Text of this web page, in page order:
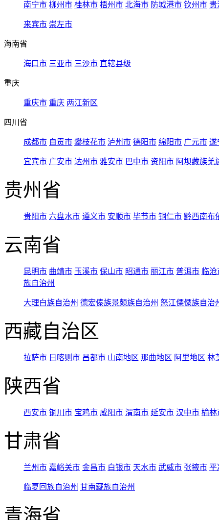
南宁市 柳州市 桂林市 梧州市 北海市 防城港市 钦州市 贵
来宾市 崇左市
海南省
海口市 三亚市 三沙市 直辖县级
重庆
重庆市 重庆 两江新区
四川省
成都市 自贡市 攀枝花市 泸州市 德阳市 绵阳市 广元市 遂
宜宾市 广安市 达州市 雅安市 巴中市 资阳市 阿坝藏族羌
贵州省
贵阳市 六盘水市 遵义市 安顺市 毕节市 铜仁市 黔西南布
云南省
昆明市 曲靖市 玉溪市 保山市 昭通市 丽江市 普洱市 临
族自治州
大理白族自治州 德宏傣族景颇族自治州 怒江傈僳族自治
西藏自治区
拉萨市 日喀则市 昌都市 山南地区 那曲地区 阿里地区 林
陕西省
西安市 铜川市 宝鸡市 咸阳市 渭南市 延安市 汉中市 榆林
甘肃省
兰州市 嘉峪关市 金昌市 白银市 天水市 武威市 张掖市 平
临夏回族自治州 甘南藏族自治州
青海省